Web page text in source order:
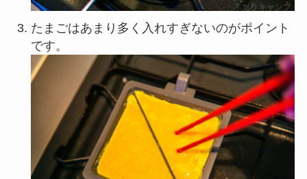
たまごはあまり多く入れすぎないのがポイント
です。